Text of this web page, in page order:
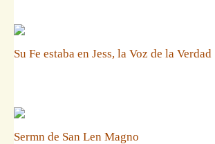
Su Fe estaba en Jess, la Voz de la Verdad
Sermn de San Len Magno